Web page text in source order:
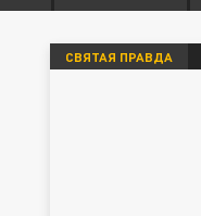
СВЯТАЯ ПРАВДА